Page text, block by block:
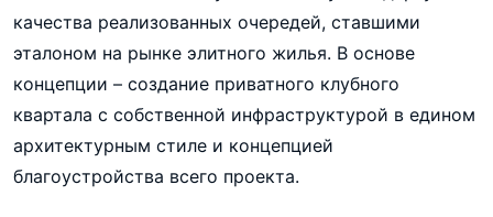
качества реализованных очередей, ставшими
эталоном на рынке элитного жилья. В основе
концепции – создание приватного клубного
квартала с собственной инфраструктурой в едином
архитектурным стиле и концепцией
благоустройства всего проекта.